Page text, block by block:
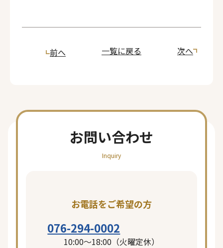
前へ 一覧に戻る 次へ
お問い合わせ
Inquiry
お電話をご希望の方
076-294-0002
10:00〜18:00（火曜定休）